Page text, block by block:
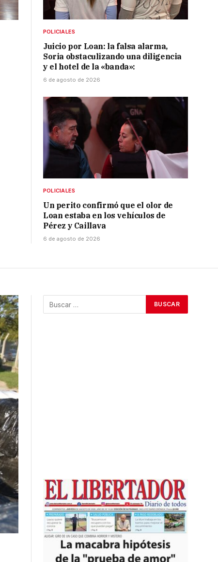
POLICIALES
Juicio por Loan: la falsa alarma,
Soria obstaculizando una diligencia
y el hotel de la «banda»:
6 de agosto de 2026
POLICIALES
Un perito confirmó que el olor de
Loan estaba en los vehículos de
Pérez y Caillava
6 de agosto de 2026